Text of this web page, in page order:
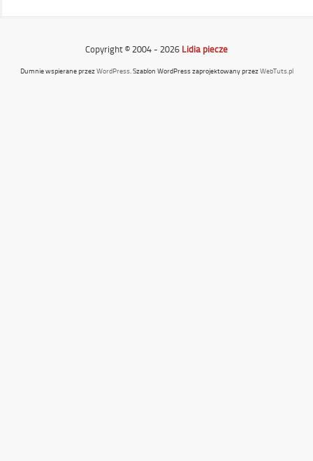
Copyright © 2004 - 2026 Lidia piecze
Dumnie wspierane przezWordPress. Szablon WordPress zaprojektowany przezWebTuts.pl